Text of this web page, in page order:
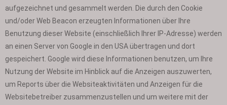
aufgezeichnet und gesammelt werden. Die durch den Cookie
und/oder Web Beacon erzeugten Informationen über Ihre
Benutzung dieser Website (einschließlich Ihrer IP-Adresse) werden
an einen Server von Google in den USA übertragen und dort
gespeichert. Google wird diese Informationen benutzen, um Ihre
Nutzung der Website im Hinblick auf die Anzeigen auszuwerten,
um Reports über die Websiteaktivitäten und Anzeigen für die
Websitebetreiber zusammenzustellen und um weitere mit der